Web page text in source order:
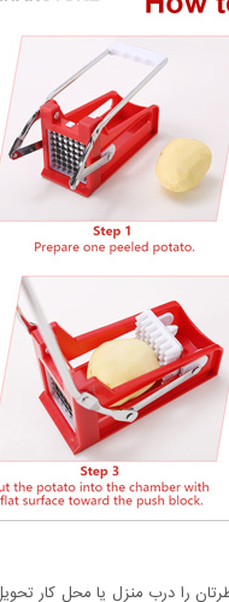
را درب منزل یا محل کار